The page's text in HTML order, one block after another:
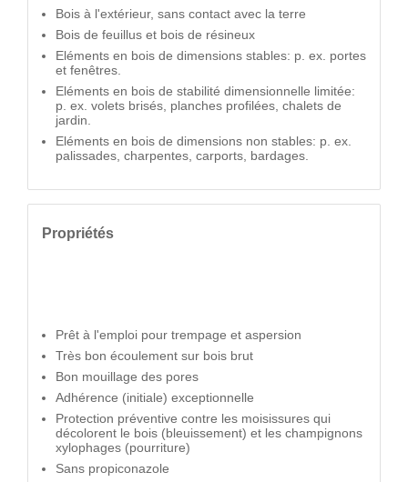
Bois à l'extérieur, sans contact avec la terre
Bois de feuillus et bois de résineux
Eléments en bois de dimensions stables: p. ex. portes
et fenêtres.
Eléments en bois de stabilité dimensionnelle limitée:
p. ex. volets brisés, planches profilées, chalets de
jardin.
Eléments en bois de dimensions non stables: p. ex.
palissades, charpentes, carports, bardages.
Propriétés
Prêt à l'emploi pour trempage et aspersion
Très bon écoulement sur bois brut
Bon mouillage des pores
Adhérence (initiale) exceptionnelle
Protection préventive contre les moisissures qui
décolorent le bois (bleuissement) et les champignons
xylophages (pourriture)
Sans propiconazole